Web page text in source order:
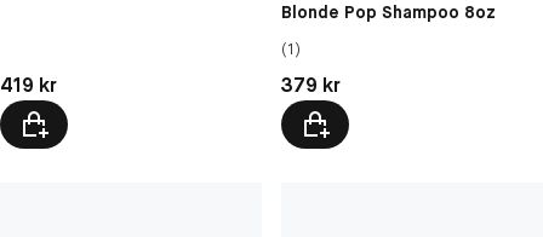
Pris: 419 kr
419 kr
Blonde Pop Shampoo 8oz
(1)
Pris: 379 kr
379 kr